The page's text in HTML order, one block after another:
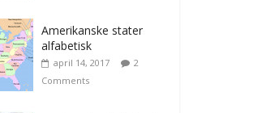
Amerikanske stater
alfabetisk
april 14, 2017
2
Comments